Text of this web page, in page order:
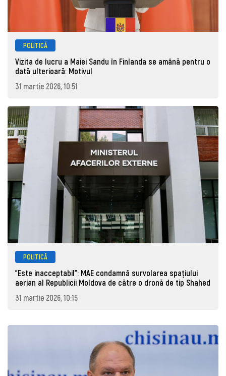
POLITICĂ
Vizita de lucru a Maiei Sandu în Finlanda se amână pentru o
dată ulterioară: Motivul
31 martie 2026, 10:51
POLITICĂ
"Este inacceptabil": MAE condamnă survolarea spațiului
aerian al Republicii Moldova de către o dronă de tip Shahed
31 martie 2026, 10:15